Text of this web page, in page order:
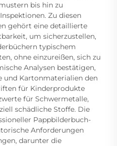
bis hin zu
Zu diesen
gehört eine detaillierte
um sicherzustellen,
typischem
ohne einzureißen, sich zu
Analysen bestätigen,
und Kartonmaterialien den
für Kinderprodukte
für Schwermetalle,
schädliche Stoffe. Die
Pappbilderbuch-
Anforderungen
darunter die